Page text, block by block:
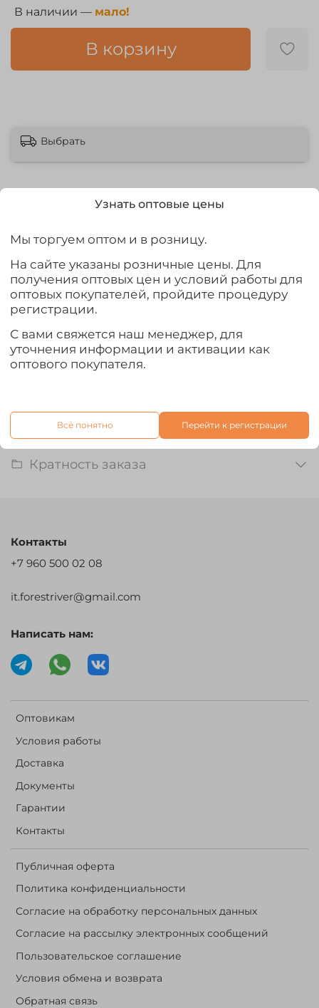
В наличии — мало!
В корзину
Выбрать
C'ultiva Just-Kisu 53100 - имеет классические параметры
– удлиненное цевье, круглый загиб, миниатюрную
бородку, острейшую, чуть отогнутую внутрь, Super
Needle Point жало. С успехом могут использоваться как
в поплавочных, так и в донных оснастках при ловле
самой разнообразной рыбы.
Характеристики
Отзывы
Кратность заказа
Оптовикам
Условия работы
Доставка
Документы
Гарантии
Контакты
Публичная оферта
Политика конфиденциальности
Согласие на обработку персональных данных
Согласие на рассылку электронных сообщений
Пользовательское соглашение
Условия обмена и возврата
Обратная связь
Контакты
+7 960 500 02 08
it.forestriver@gmail.com
Написать нам:
Узнать оптовые цены
Мы торгуем оптом и в розницу.
На сайте указаны розничные цены. Для
получения оптовых цен и условий работы для
оптовых покупателей, пройдите процедуру
регистрации.
С вами свяжется наш менеджер, для
уточнения информации и активации как
оптового покупателя.
Всё понятно Перейти к регистрации